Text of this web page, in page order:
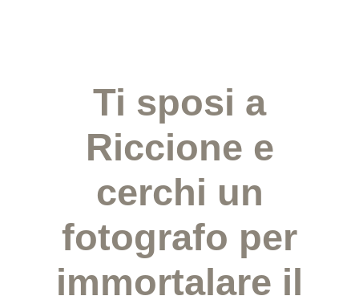
Ti sposi a
Riccione e
cerchi un
fotografo per
immortalare il